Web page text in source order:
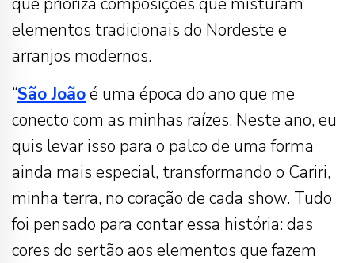
elementos tradicionais do Nordeste e
arranjos modernos.
“São Joãoé uma época do ano que me
conecto com as minhas raízes. Neste ano, eu
quis levar isso para o palco de uma forma
ainda mais especial, transformando o Cariri,
minha terra, no coração de cada show. Tudo
foi pensado para contar essa história: das
cores do sertão aos elementos que fazem